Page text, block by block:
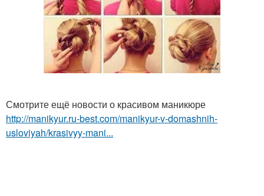
Смотрите ещё новости о красивом маникюре
http://manikyur.ru-best.com/manikyur-v-domashnih-
usloviyah/krasivyy-mani...